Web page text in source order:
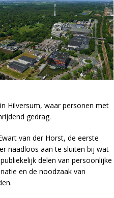
Hilversum, waar personen met
gedrag.
van der Horst, de eerste
naadloos aan te sluiten bij wat
delen van persoonlijke
en de noodzaak van